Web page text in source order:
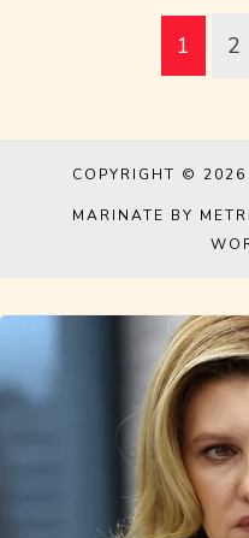
1 2
COPYRIGHT © 2026
MARINATE BY